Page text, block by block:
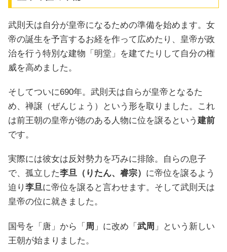
武則天は自分が皇帝になるための準備を始めます。女
帝の誕生を予言するお経を作って広めたり、皇帝が政
治を行う特別な建物「明堂」を建てたりして自分の権
威を高めました。
そしてついに690年。武則天は自らが皇帝となるた
め、禅譲（ぜんじょう）という形を取りました。これ
は前王朝の皇帝が徳のある人物に位を譲るという 建前
です。
実際には彼女は反対勢力を巧みに排除。自らの息子
で、孤立した李旦（りたん、睿宗） に帝位を譲るよう
迫り 李旦に帝位を譲ると言わせます。そして武則天は
皇帝の位に就きました。
国号を「唐」から「 周 」に改め「 武周 」という新しい
王朝が始まりました。